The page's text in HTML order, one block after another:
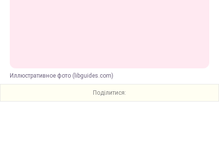
Иллюстративное фото (libguides.com)
Поділитися: